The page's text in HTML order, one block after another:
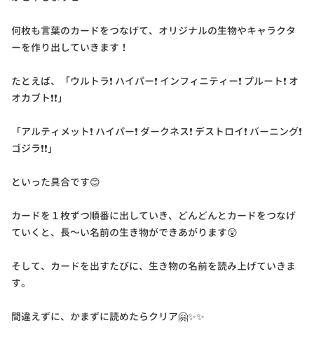
何枚も言葉のカードをつなげて、オリジナルの生物やキャラクタ
ーを作り出していきます！
たとえば、「ウルトラ❗ ハイパー❗ インフィニティー❗ プルート❗ オ
オカブト❗❗」
「アルティメット❗ ハイパー❗ ダークネス❗ デストロイ❗ バーニング❗
ゴジラ❗❗」
といった具合です😊
カードを１枚ずつ順番に出していき、どんどんとカードをつなげ
ていくと、長～い名前の生き物ができあがります😲
そして、カードを出すたびに、生き物の名前を読み上げていきま
す。
間違えずに、かまずに読めたらクリア🤗✨✨